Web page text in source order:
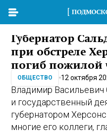
Губернатор
при обстреле
погиб пожилой
ОБЩЕСТВО 12 октября
Владимир
и государственный
губернатором
многие его коллеги,